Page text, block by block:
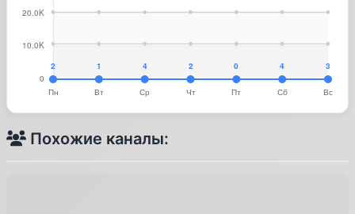
Похожие каналы: